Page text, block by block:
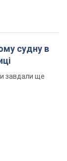
судну в
завдали ще